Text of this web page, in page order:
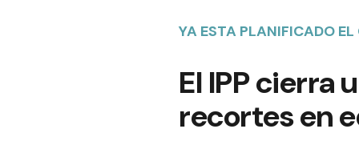
YA ESTA PLANIFICADO
El IPP cierra
recortes en